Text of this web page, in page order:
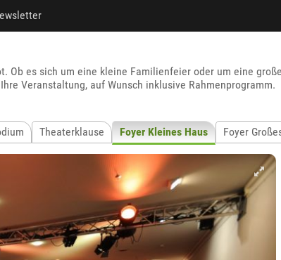
Ob es sich um eine kleine Familienfeier oder um eine große
Veranstaltung, auf Wunsch inklusive Rahmenprogramm.
Theaterklause Foyer Kleines Haus Foyer